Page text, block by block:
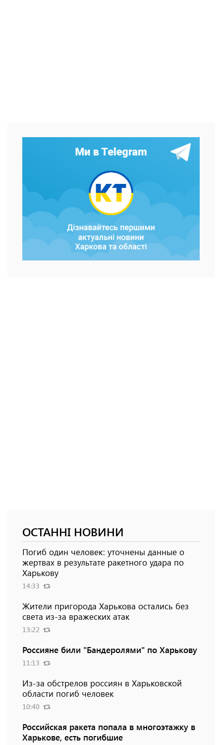
ОСТАННІ НОВИНИ
Погиб один человек: уточнены данные о
жертвах в результате ракетного удара по
Харькову
14:33
Жители пригорода Харькова остались без
света из-за вражеских атак
13:22
Россияне били "Бандеролями" по Харькову
11:13
Из-за обстрелов россиян в Харьковской
области погиб человек
10:40
Российская ракета попала в многоэтажку в
Харькове, есть погибшие